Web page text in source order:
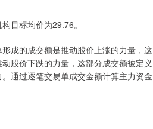
目标均价为29.76。
成的成交额是推动股价上涨的力量，这
股价下跌的力量，这部分成交额被定义
通过逐笔交易单成交金额计算主力资金